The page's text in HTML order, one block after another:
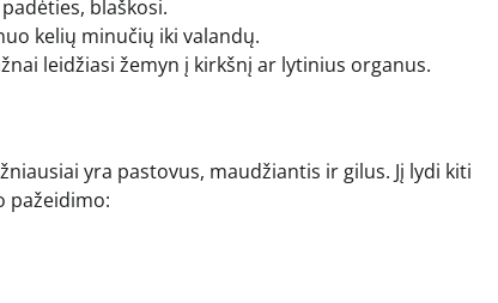
blaškosi.
kelių minučių iki valandų.
leidžiasi žemyn į kirkšnį ar lytinius organus.
yra pastovus, maudžiantis ir gilus. Jį lydi kiti
pažeidimo: